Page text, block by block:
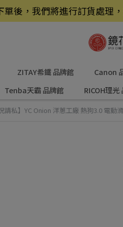
後，我們將進行訂貨處理
ZITAY希鐵 品牌館 Canon
Tenba天霸 品牌館
RICOH理光
請私】YC Onion 洋蔥工廠 熱狗3.0 電動